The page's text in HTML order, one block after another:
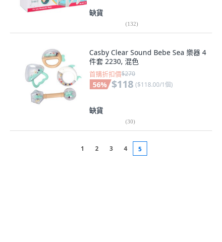
缺貨
(132)
Casby Clear Sound Bebe Sea 樂器 4
件套 2230, 混色
首購折扣價$270
56% $118 ($118.00/1個)
缺貨
(30)
1 2 3 4 5